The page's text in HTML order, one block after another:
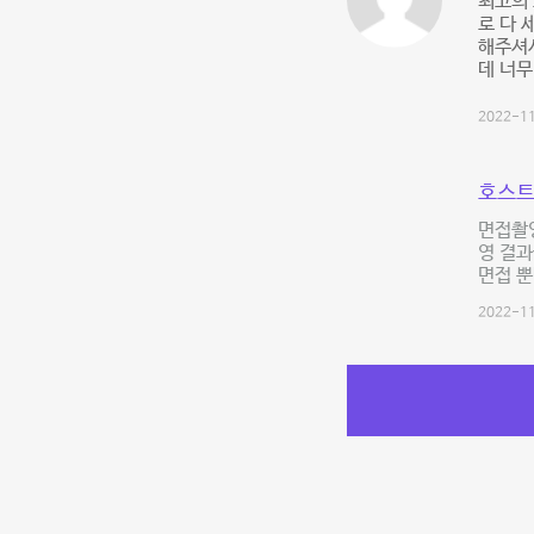
로 다
해주셔
데 너
2022-
호스
면접
영 결
면접
2022-